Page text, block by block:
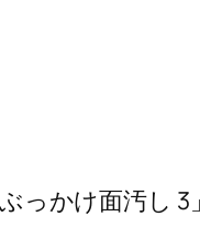
っかけ面汚し 3